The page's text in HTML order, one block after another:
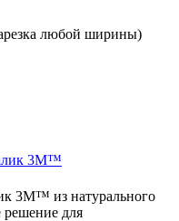
любой ширины)
3M™ из натурального
решение для